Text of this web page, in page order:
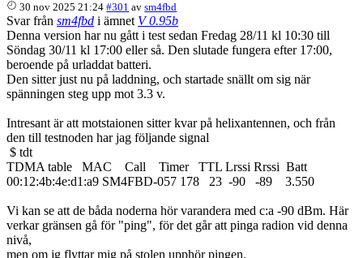
30 nov 2025 21:24 #301 avsm4fbd
Svar från sm4fbd i ämnet V 0.95b
Denna version har nu gått i test sedan Fredag 28/11 kl 10:30 till
Söndag 30/11 kl 17:00 eller så. Den slutade fungera efter 17:00,
beroende på urladdat batteri.
Den sitter just nu på laddning, och startade snällt om sig när
spänningen steg upp mot 3.3 v.
Intresant är att motstaionen sitter kvar på helixantennen, och från
den till testnoden har jag följande signal
$ tdt
TDMA table MAC Call Timer TTL Lrssi Rrssi Batt
00:12:4b:4e:d1:a9 SM4FBD-057 178 23 -90 -89 3.550
Vi kan se att de båda noderna hör varandera med c:a -90 dBm. Här
verkar gränsen gå för "ping", för det går att pinga radion vid denna
nivå,
men om jg flyttar mig på stolen upphör pingen.